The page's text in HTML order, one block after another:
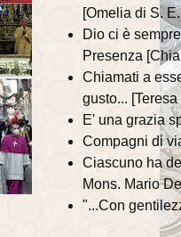
[Omelia di S.
Dio ci è
Presenza
Chiamati a
gusto...
E' una grazia
Compagni di
Ciascuno ha
Mons. Mario
"...Con